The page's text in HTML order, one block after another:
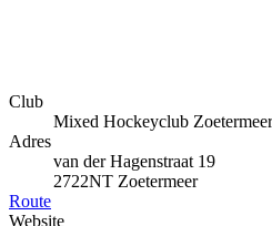
Club
Mixed Hockeyclub Zoetermeer
Adres
van der Hagenstraat 19
2722NT Zoetermeer
Route
Website